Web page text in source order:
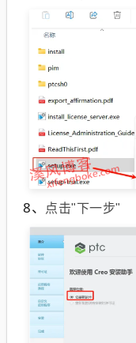
8、 点击"下一步"